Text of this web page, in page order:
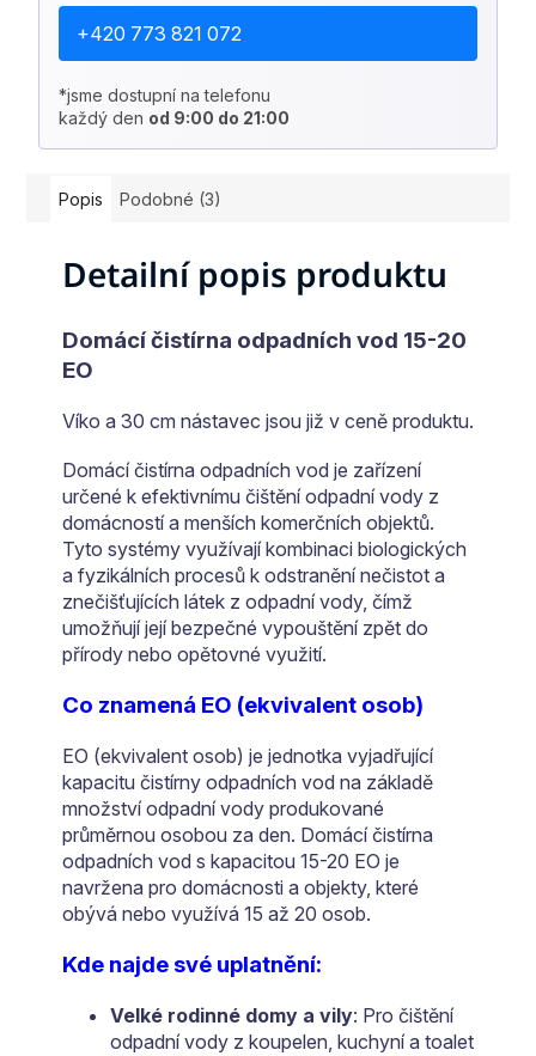
+420 773 821 072
*jsme dostupní na telefonu
každý den od 9:00 do 21:00
Popis Podobné (3)
Detailní popis produktu
Domácí čistírna odpadních vod 15-20
EO
Víko a 30 cm nástavec jsou již v ceně produktu.
Domácí čistírna odpadních vod je zařízení
určené k efektivnímu čištění odpadní vody z
domácností a menších komerčních objektů.
Tyto systémy využívají kombinaci biologických
a fyzikálních procesů k odstranění nečistot a
znečišťujících látek z odpadní vody, čímž
umožňují její bezpečné vypouštění zpět do
přírody nebo opětovné využití.
Co znamená EO (ekvivalent osob)
EO (ekvivalent osob) je jednotka vyjadřující
kapacitu čistírny odpadních vod na základě
množství odpadní vody produkované
průměrnou osobou za den. Domácí čistírna
odpadních vod s kapacitou 15-20 EO je
navržena pro domácnosti a objekty, které
obývá nebo využívá 15 až 20 osob.
Kde najde své uplatnění:
Velké rodinné domy a vily: Pro čištění
odpadní vody z koupelen, kuchyní a toalet